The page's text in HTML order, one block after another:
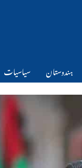
ہندوستان سیاسیات